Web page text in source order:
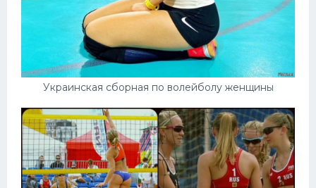
Украинская сборная по волейболу женщины